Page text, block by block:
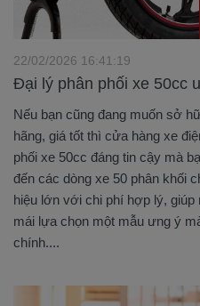
Đại lý phân phối xe 50cc
22/02/2026 16:41:19
Nếu bạn cũng đang muốn sở
hãng, giá tốt thì cửa hàng xe
phối xe 50cc đáng tin cậy mà
đến các dòng xe 50 phân khối
hiệu lớn với chi phí hợp lý, giúp
mái lựa chọn một mẫu ưng ý
chính....